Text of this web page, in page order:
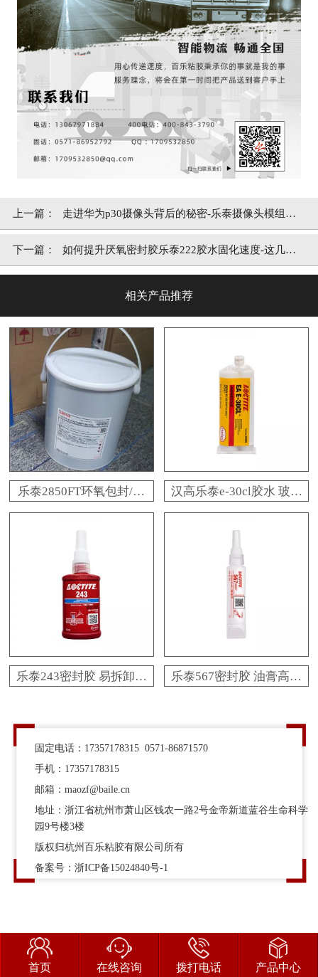
上一篇： 走进华为p30摄像头背后的秘密-乐泰摄像头模组密
封胶【百乐粘胶】
下一篇： 如何提升厌氧密封胶乐泰222胶水固化速度-这几点
相关产品推荐
乐泰2850FT环氧包封/灌
封胶水
汉高乐泰e-30cl胶水 玻璃
金属陶瓷乐泰e-30cl环氧
树脂胶 百乐粘胶原装现
货
乐泰243密封胶 易拆卸耐
乐泰567密封胶 油膏高润
固定电话：17357178315 0571-86871570
手机：17357178315
邮箱：maozf@baile.cn
地址：浙江省杭州市萧山区钱农一路2号金帝新道蓝谷生命科学
园9号楼3楼
版权归杭州百乐粘胶有限公司所有
备案号：浙ICP备15024840号-1
首页 在线咨询 拨打电话 产品中心